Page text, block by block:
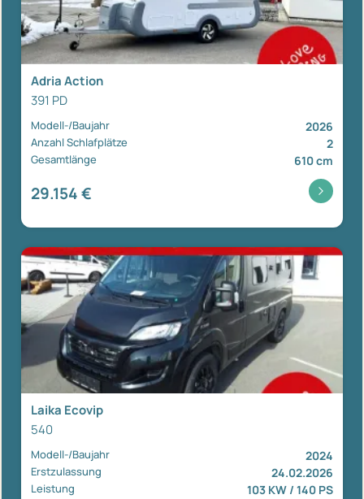
Adria Action
391 PD
Modell-/Baujahr 2026
Anzahl Schlafplätze 2
Gesamtlänge 610 cm
29.154 €
Laika Ecovip
540
Modell-/Baujahr 2024
Erstzulassung 24.02.2026
Leistung 103 KW / 140 PS